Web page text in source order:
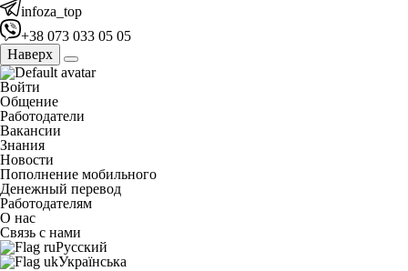
infoza_top
+38 073 033 05 05
Наверх
Войти
Общение
Работодатели
Вакансии
Знания
Новости
Пополнение мобильного
Денежный перевод
Работодателям
О нас
Связь с нами
Русский
Українська